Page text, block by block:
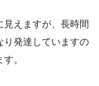
見えますが、長時間
り発達していますの
。